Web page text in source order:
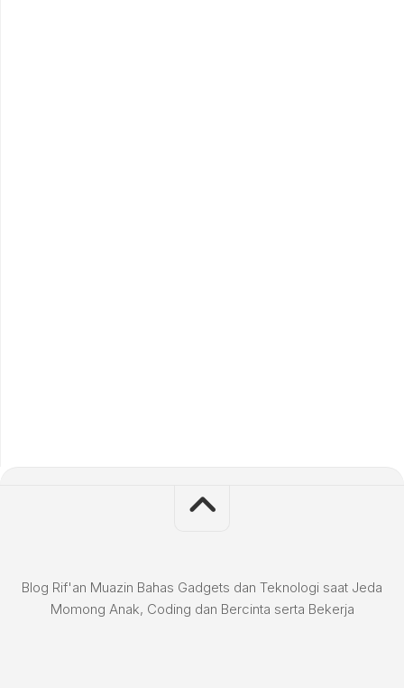
Blog Rif'an Muazin Bahas Gadgets dan Teknologi saat Jeda
Momong Anak, Coding dan Bercinta serta Bekerja